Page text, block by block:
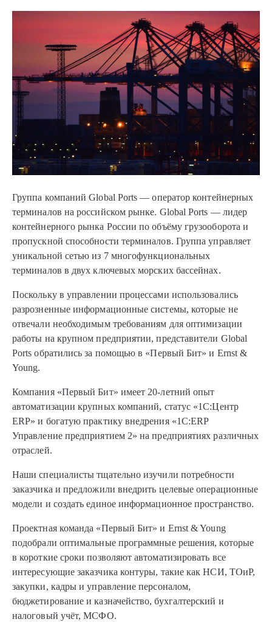
Группа компаний Global Рorts — оператор контейнерных
терминалов на российском рынке. Global Рorts — лидер
контейнерного рынка России по объёму грузооборота и
пропускной способности терминалов. Группа управляет
уникальной сетью из 7 многофункциональных
терминалов в двух ключевых морских бассейнах.
Поскольку в управлении процессами использовались
разрозненные информационные системы, которые не
отвечали необходимым требованиям для оптимизации
работы на крупном предприятии, представители Global
Рorts обратились за помощью в «Первый Бит» и Ernst &
Young.
Компания «Первый Бит» имеет 20-летний опыт
автоматизации крупных компаний, статус «1С:Центр
ERP» и богатую практику внедрения «1С:ERP
Управление предприятием 2» на предприятиях различных
отраслей.
Наши специалисты тщательно изучили потребности
заказчика и предложили внедрить целевые операционные
модели и создать единое информационное пространство.
Проектная команда «Первый Бит» и Ernst & Young
подобрали оптимальные программные решения, которые
в короткие сроки позволяют автоматизировать все
интересующие заказчика контуры, такие как НСИ, ТОиР,
закупки, кадры и управление персоналом,
бюджетирование и казначейство, бухгалтерский и
налоговый учёт, МСФО.